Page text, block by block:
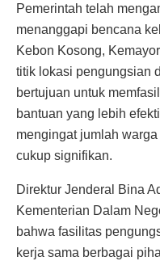
Pemerintah telah
menanggapi bencana
Kebon Kosong,
titik lokasi pengungsian
bertujuan untuk
bantuan yang lebih
mengingat jumlah
cukup signifikan.
Direktur Jenderal Bina
Kementerian Dalam
bahwa fasilitas
kerja sama berbagai